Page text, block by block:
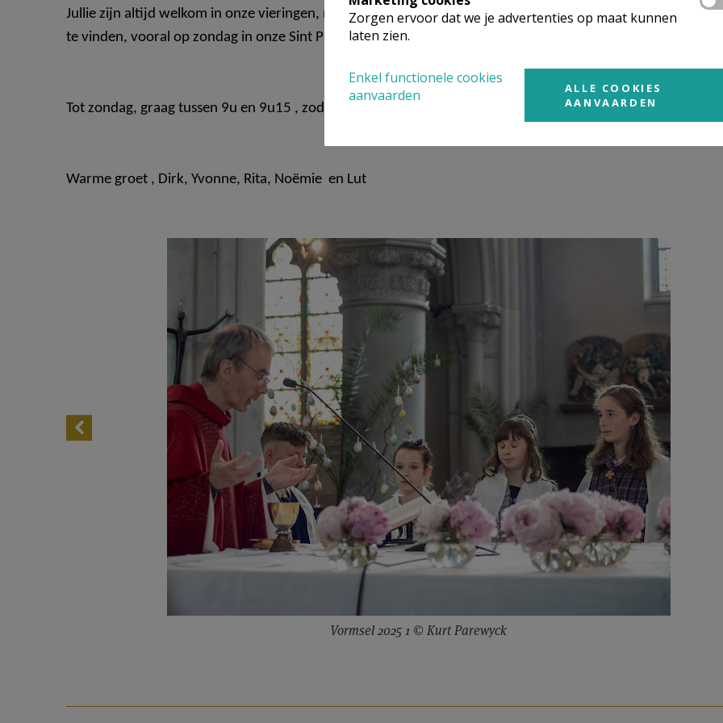
Jullie zijn altijd welkom in onze vieringen, maar ook zeker als jullie met iets worstelen of twijfelen, jullie
te vinden, vooral op zondag in onze Sint Pieterskerk, maar ook telefonisch of via mail.
Tot zondag, graag tussen 9u en 9u15 , zodat we rustig van start gaan.
Warme groet , Dirk, Yvonne, Rita, Noëmie en Lut
Vormsel 2025 1 © Kurt Parewyck
Zorgen ervoor dat we je advertenties op maat kunnen
laten zien.
Enkel functionele cookies
aanvaarden
ALLE COOKIES
AANVAARDEN